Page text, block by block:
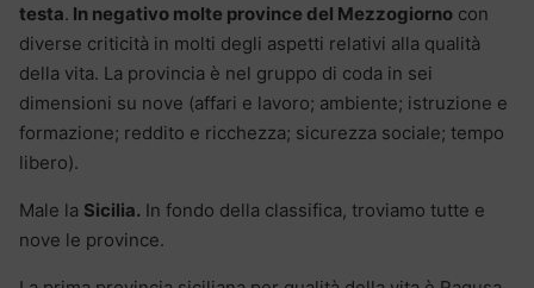
testa. In negativo molte province del Mezzogiorno con
diverse criticità in molti degli aspetti relativi alla qualità
della vita. La provincia è nel gruppo di coda in sei
dimensioni su nove (affari e lavoro; ambiente; istruzione e
formazione; reddito e ricchezza; sicurezza sociale; tempo
libero).
Male la Sicilia. In fondo della classifica, troviamo tutte e
nove le province.